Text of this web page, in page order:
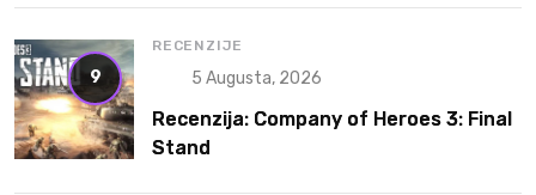
9
RECENZIJE
5 Augusta, 2026
Recenzija: Company of Heroes 3: Final
Stand